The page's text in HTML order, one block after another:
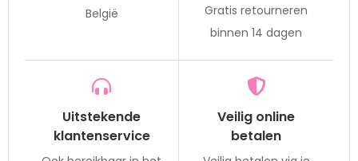
België
Gratis retourneren
binnen 14 dagen
Uitstekende
klantenservice
Veilig online
betalen